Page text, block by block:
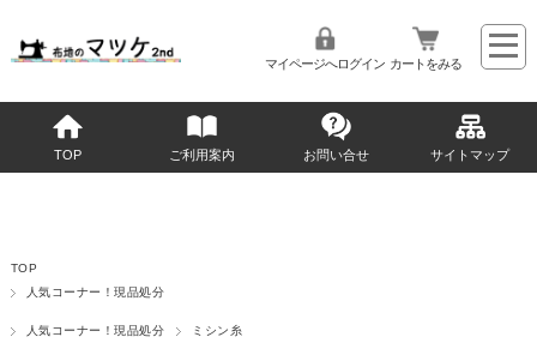
マイページへログイン カートをみる
TOP ご利用案内 お問い合せ サイトマップ
TOP
人気コーナー！現品処分
人気コーナー！現品処分 ミシン糸